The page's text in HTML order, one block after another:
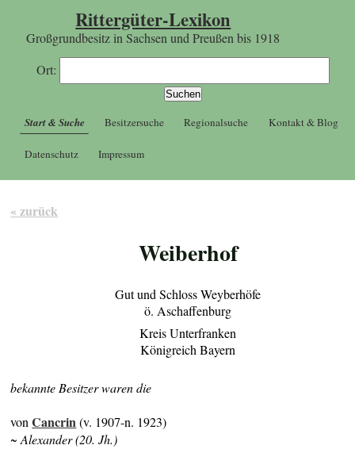
Rittergüter-Lexikon
Großgrundbesitz in Sachsen und Preußen bis 1918
Ort:
Start & Suche Besitzersuche Regionalsuche Kontakt & Blog
Datenschutz Impressum
« zurück
Weiberhof
Gut und Schloss Weyberhöfe
ö. Aschaffenburg
Kreis Unterfranken
Königreich Bayern
bekannte Besitzer waren die
vonCancrin(v. 1907-n. 1923)
~ Alexander (20. Jh.)